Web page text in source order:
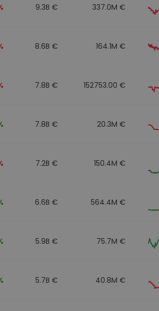
9.3B € 337.0M €
8.6B € 164.1M €
7.8B € 152753.00 €
7.8B € 20.3M €
7.2B € 150.4M €
6.6B € 564.4M €
5.9B € 75.7M €
5.7B € 40.8M €